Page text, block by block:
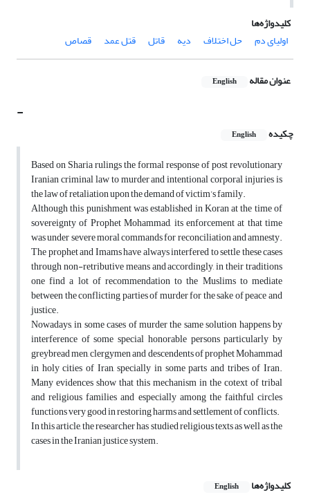
کلیدواژه‌ها
اولیای دم
حل اختلاف دیه قاتل قتل عمد قصاص
عنوان مقاله English
-
چکیده English
Based on Sharia rulings the formal response of post revolutionary
Iranian criminal law to murder and intentional corporal injuries is
the law of retaliation upon the demand of victim’s family.
Although this punishment was established in Koran at the time of
sovereignty of Prophet Mohammad, its enforcement at that time
was under severe moral commands for reconciliation and amnesty.
The prophet and Imams have always interfered to settle these cases
through non-retributive means and accordingly, in their traditions
one find a lot of recommendation to the Muslims to mediate
between the conflicting parties of murder for the sake of peace and
justice.
Nowadays, in some cases of murder the same solution happens by
interference of some special honorable persons particularly by
greybread men, clergymen and descendents of prophet Mohammad
in holy cities of Iran, specially in some parts and tribes of Iran.
Many evidences show that this mechanism in the cotext of tribal
and religious families and especially among the faithful circles
functions very good in restoring harms and settlement of conflicts.
In this article, the researcher has studied religious texts as well as the
cases in the Iranian justice system.
کلیدواژه‌ها English